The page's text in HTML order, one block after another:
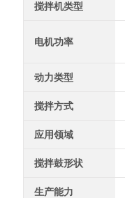
搅拌机类型
电机功率
动力类型
搅拌方式
应用领域
搅拌鼓形状
生产能力